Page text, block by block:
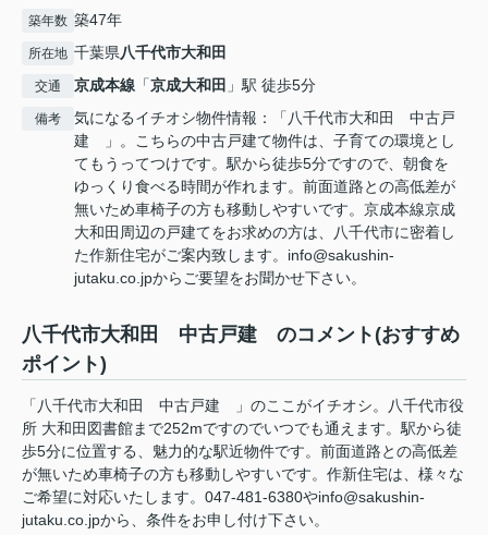
築年数 築47年
所在地 千葉県八千代市大和田
交通 京成本線 「京成大和田 」駅 徒歩5分
備考
気になるイチオシ物件情報：「八千代市大和田 中古戸
建 」。こちらの中古戸建て物件は、子育ての環境とし
てもうってつけです。駅から徒歩5分ですので、朝食を
ゆっくり食べる時間が作れます。前面道路との高低差が
無いため車椅子の方も移動しやすいです。京成本線京成
大和田周辺の戸建てをお求めの方は、八千代市に密着し
た作新住宅がご案内致します。info@sakushin-
jutaku.co.jpからご要望をお聞かせ下さい。
八千代市大和田 中古戸建 のコメント(おすすめ
ポイント)
「八千代市大和田 中古戸建 」のここがイチオシ。八千代市役
所 大和田図書館まで252mですのでいつでも通えます。駅から徒
歩5分に位置する、魅力的な駅近物件です。前面道路との高低差
が無いため車椅子の方も移動しやすいです。作新住宅は、様々な
ご希望に対応いたします。047-481-6380やinfo@sakushin-
jutaku.co.jpから、条件をお申し付け下さい。